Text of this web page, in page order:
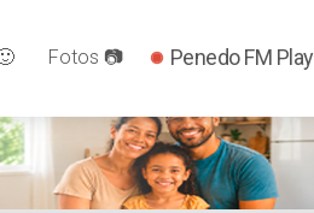
Fotos 📷 Penedo FM Play